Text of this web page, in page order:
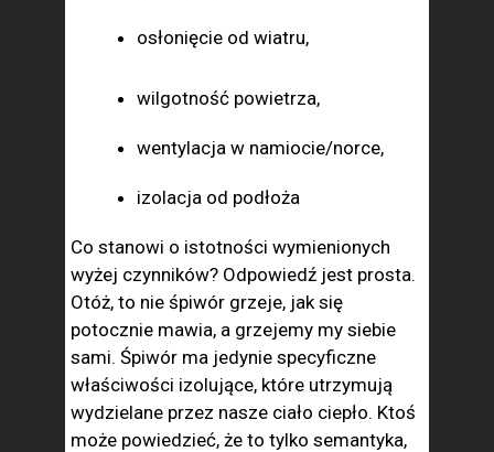
osłonięcie od wiatru,
wilgotność powietrza,
wentylacja w namiocie/norce,
izolacja od podłoża
Co stanowi o istotności wymienionych
wyżej czynników? Odpowiedź jest prosta.
Otóż, to nie śpiwór grzeje, jak się
potocznie mawia, a grzejemy my siebie
sami. Śpiwór ma jedynie specyficzne
właściwości izolujące, które utrzymują
wydzielane przez nasze ciało ciepło. Ktoś
może powiedzieć, że to tylko semantyka,